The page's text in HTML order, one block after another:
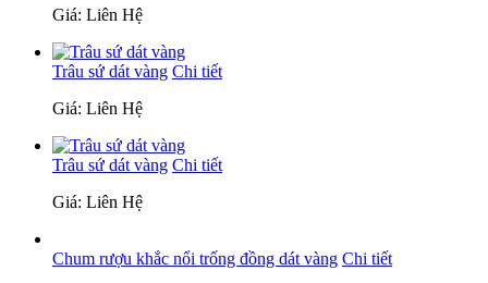
Giá: Liên Hệ
Trâu sứ dát vàng Chi tiết
Giá: Liên Hệ
Trâu sứ dát vàng Chi tiết
Giá: Liên Hệ
Chum rượu khắc nổi trống đồng dát vàng Chi tiết